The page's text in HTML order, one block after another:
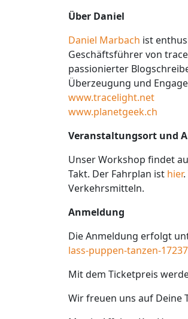
Über Daniel
Daniel Marbach ist
Geschäftsführer von
passionierter
Überzeugung und
www.tracelight.net
www.planetgeek.ch
Veranstaltungsort und
Unser Workshop findet
Takt. Der Fahrplan ist hier
Verkehrsmitteln.
Anmeldung
Die Anmeldung erfolgt
lass-puppen-tanzen-
Mit dem Ticketpreis
Wir freuen uns auf Deine